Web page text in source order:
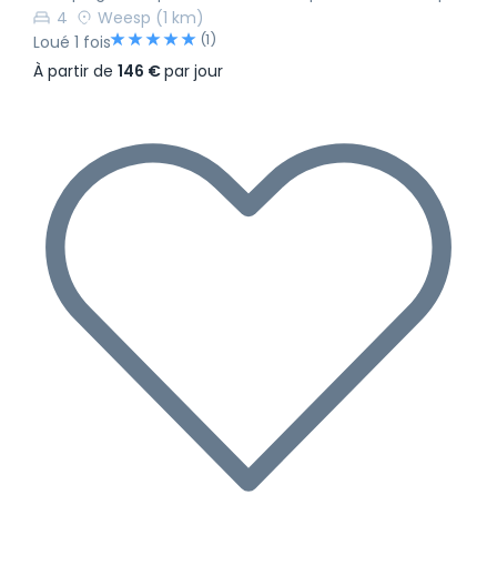
4
Weesp (1 km)
Loué 1 fois
(1)
À partir de 146 €par jour